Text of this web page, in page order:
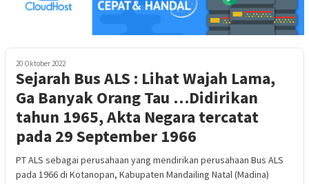
20 Oktober 2022
Sejarah Bus ALS : Lihat Wajah Lama,
Ga Banyak Orang Tau …Didirikan
tahun 1965, Akta Negara tercatat
pada 29 September 1966
PT ALS sebagai perusahaan yang mendirikan perusahaan Bus ALS
pada 1966 di Kotanopan, Kabupaten Mandailing Natal (Madina)